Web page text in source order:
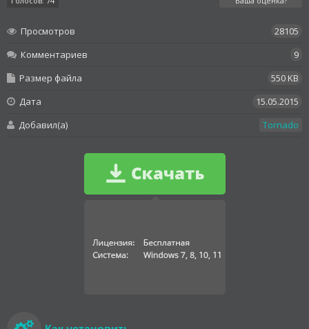
Просмотров
28105
Комментариев
9
Размер файла
550 KB
Дата
15.05.2015
Добавил(а)
Tornado